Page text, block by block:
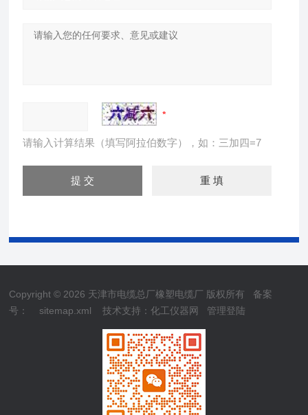
请输入计算结果（填写阿拉伯数字），如：三加四=7
Copyright © 2026 天津市电缆总厂橡塑电缆厂 版权所有 备案
号：
sitemap.xml 技术支持：化工仪器网 管理登陆